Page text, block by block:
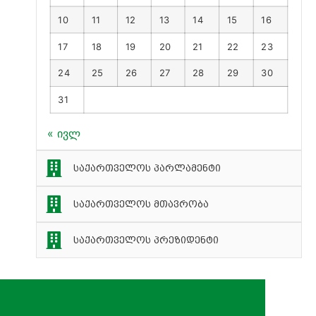
10 11 12 13 14 15 16
17 18 19 20 21 22 23
24 25 26 27 28 29 30
31
« ივლ
საქართველოს პარლამენტი
საქართველოს მთავრობა
საქართველოს პრეზიდენტი